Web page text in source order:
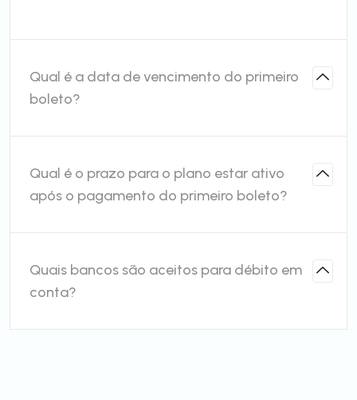
Qual é a data de vencimento do primeiro
boleto?
Qual é o prazo para o plano estar ativo
após o pagamento do primeiro boleto?
Quais bancos são aceitos para débito em
conta?